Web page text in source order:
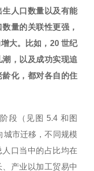
人口数量以及有能
量的关联性更强，
大。比如，20 世纪
，以及成功实现追
化，都对各自的住
段（见图 5.4 和图
城市迁移，不同规模
口当中的占比均在
、产业以加工贸易中